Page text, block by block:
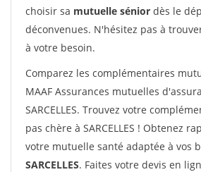
choisir sa mutuelle sénior dès le
déconvenues. N'hésitez pas à
à votre besoin.
Comparez les complémentaires
MAAF Assurances mutuelles
SARCELLES. Trouvez votre
pas chère à SARCELLES ! Obtenez
votre mutuelle santé adaptée à vos
SARCELLES. Faites votre devis en